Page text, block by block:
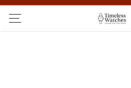
within 14 days!